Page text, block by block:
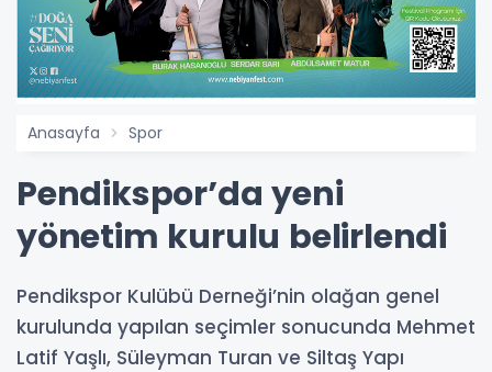
Anasayfa Spor
Pendikspor’da yeni
yönetim kurulu belirlendi
Pendikspor Kulübü Derneği’nin olağan genel
kurulunda yapılan seçimler sonucunda Mehmet
Latif Yaşlı, Süleyman Turan ve Siltaş Yapı